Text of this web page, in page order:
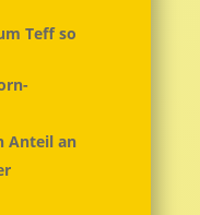
Teff so
Anteil an